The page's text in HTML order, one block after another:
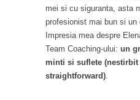
mei si cu siguranta, asta
profesionist mai bun si
Impresia mea despre
Team Coaching-ului: un
minti si suflete
straightforward).